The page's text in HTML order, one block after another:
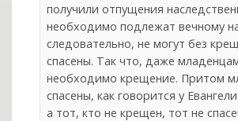
получили отпущения
необходимо подлежат вечному
следовательно, не могут без
спасены. Так что, даже
необходимо крещение. Притом
спасены, как говорится у
а тот, кто не крещен, тот не